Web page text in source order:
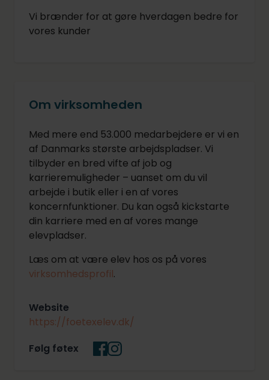
Vi brænder for at gøre hverdagen bedre for
vores kunder
Om virksomheden
Med mere end 53.000 medarbejdere er vi en
af Danmarks største arbejdspladser. Vi
tilbyder en bred vifte af job og
karrieremuligheder – uanset om du vil
arbejde i butik eller i en af vores
koncernfunktioner. Du kan også kickstarte
din karriere med en af vores mange
elevpladser.
Læs om at være elev hos os på vores
virksomhedsprofil.
Website
https://foetexelev.dk/
Følg føtex